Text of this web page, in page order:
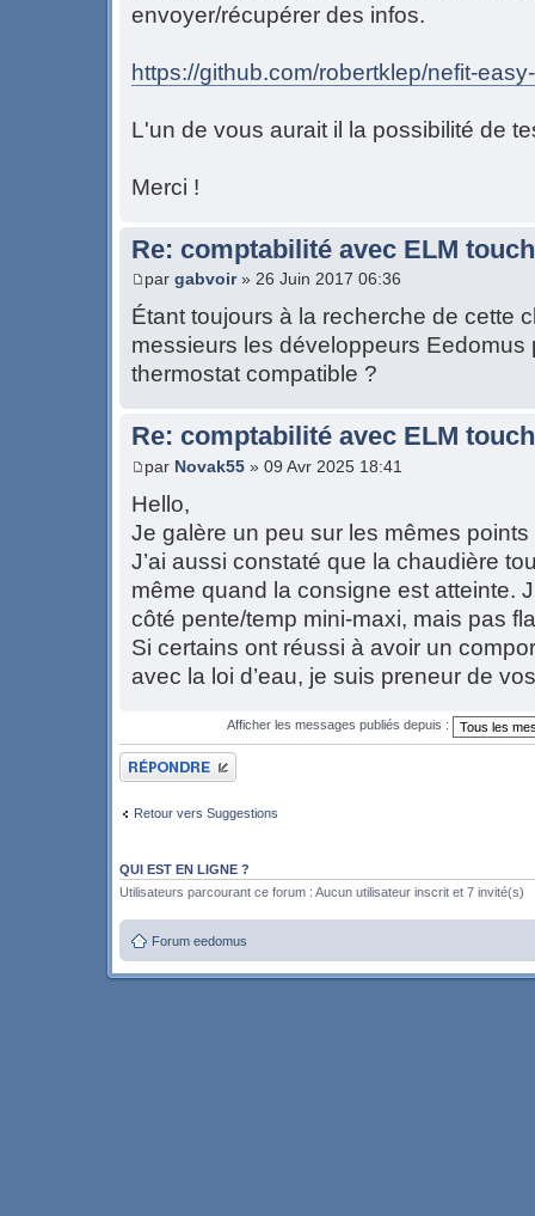
envoyer/récupérer des infos.
https://github.com/robertklep/nefit-
L'un de vous aurait il la possibilité de
Merci !
Re: comptabilité avec ELM touch
par gabvoir» 26 Juin 2017 06:36
Étant toujours à la recherche de cette
messieurs les développeurs Eedomus
thermostat compatible ?
Re: comptabilité avec ELM touch
par Novak55 » 09 Avr 2025 18:41
Hello,
Je galère un peu sur les mêmes
J’ai aussi constaté que la chaudière
même quand la consigne est atteinte.
côté pente/temp mini-maxi, mais pas
Si certains ont réussi à avoir un
avec la loi d’eau, je suis preneur de
Afficher les messages publiés depuis :
Publier une réponse
Retour vers Suggestions
QUI EST EN LIGNE ?
Utilisateurs parcourant ce forum : Aucun utilisateur inscrit et 7 invité(s)
Forum eedomus